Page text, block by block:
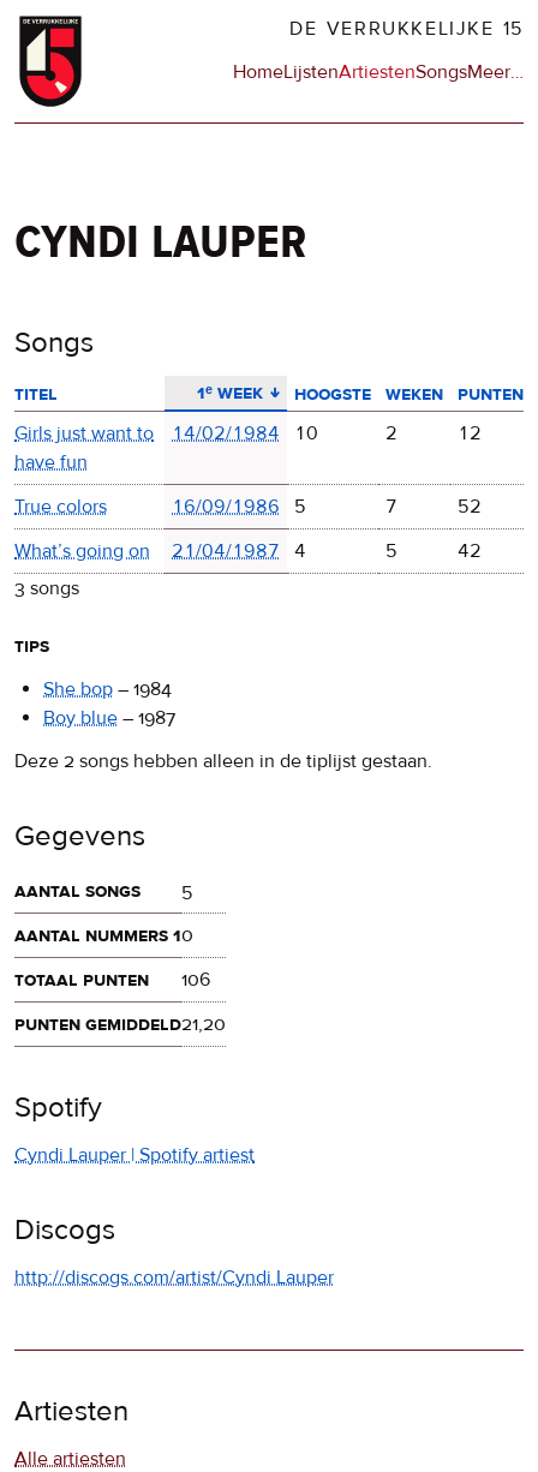
Overslaan
naar
DE VERRUKKELIJKE 15
Hoofdnavigatie
HomeLijstenArtiestenSongsMeerop
…
cyndi lauper
Songs
titel 1ᵉ week
aflopend sorteren hoogste weken
punten
Girls just want to
have fun
14/02/1984 10 2 12
True colors 16/09/1986 5 7
52
What’s going on
21/04/1987 4 5
42
3 songs
tips
She bop – 1984
Boy blue – 1987
Deze 2 songs hebben alleen in de tiplijst gestaan.
Gegevens
aantal songs
5
aantal nummers 10
totaal punten
106
punten gemiddeld21,20
Spotify
Cyndi Lauper | Spotify artiest
Discogs
http://discogs.com/artist/Cyndi Lauper
Artiesten
Alle artiesten